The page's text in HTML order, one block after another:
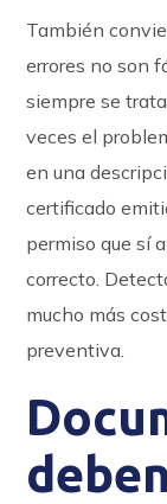
También
errores no son
siempre se
veces el
en una
certificado
permiso que sí
correcto.
mucho más
preventiva.